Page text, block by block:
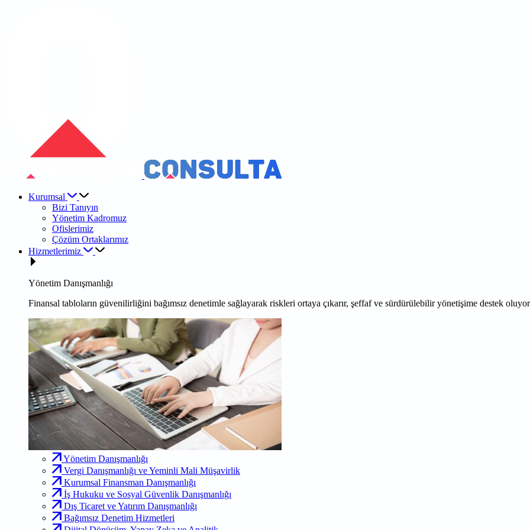
Kurumsal
Bizi Tanıyın
Yönetim Kadromuz
Ofislerimiz
Çözüm Ortaklarımız
Hizmetlerimiz
Yönetim Danışmanlığı
Finansal tabloların güvenilirliğini bağımsız denetimle sağlayarak riskleri ortaya çıkarır, şeffaf ve sürdürülebilir yönetişime destek
Yönetim Danışmanlığı
Vergi Danışmanlığı ve Yeminli Mali Müşavirlik
Kurumsal Finansman Danışmanlığı
İş Hukuku ve Sosyal Güvenlik Danışmanlığı
Dış Ticaret ve Yatırım Danışmanlığı
Bağımsız Denetim Hizmetleri